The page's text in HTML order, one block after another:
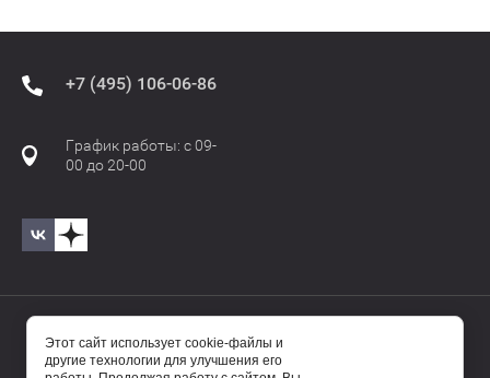
+7 (495) 106-06-86
График работы: с 09-
00 до 20-00
© 2017—2025 Бавиро/Baviro
Этот сайт использует cookie-файлы и
другие технологии для улучшения его